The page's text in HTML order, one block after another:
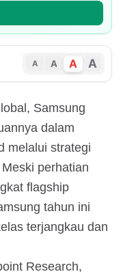
A A A A
Samsung
dalam
melalui strategi
perhatian
flagship
tahun ini
terjangkau dan
Research,